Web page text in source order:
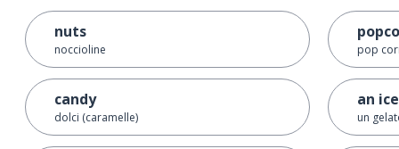
nuts
noccioline
candy
dolci (caramelle)
pop
an
un